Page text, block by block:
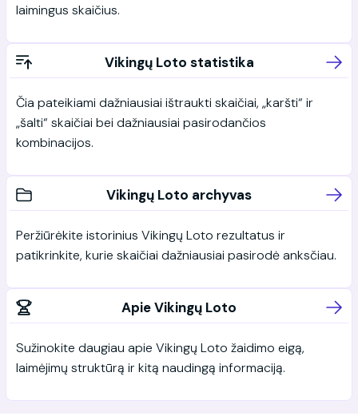
laimingus skaičius.
Vikingų Loto statistika
Čia pateikiami dažniausiai ištraukti skaičiai, „karšti“ ir
„šalti“ skaičiai bei dažniausiai pasirodančios
kombinacijos.
Vikingų Loto archyvas
Peržiūrėkite istorinius Vikingų Loto rezultatus ir
patikrinkite, kurie skaičiai dažniausiai pasirodė anksčiau.
Apie Vikingų Loto
Sužinokite daugiau apie Vikingų Loto žaidimo eigą,
laimėjimų struktūrą ir kitą naudingą informaciją.